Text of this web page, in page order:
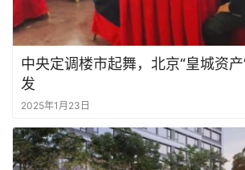
中央定调楼市起舞，北京“皇城资
发
2025年1月23日